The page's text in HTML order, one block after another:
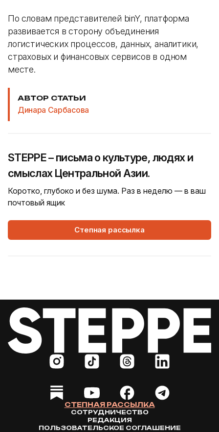
По словам представителей binY, платформа
развивается в сторону объединения
логистических процессов, данных, аналитики,
страховых и финансовых сервисов в одном
месте.
АВТОР СТАТЬИ
Динара Сарбасова
STEPPE – письма о культуре, людях и
смыслах Центральной Азии.
Коротко, глубоко и без шума. Раз в неделю — в ваш
почтовый ящик
Степная рассылка
WORLD 4 Августа, 2026
Как современная юрта стала частью
крупнейшего арт-парка Европы
современной, не потеряв своей сути? Именно с
этого вопроса началась работа над проектом
Corten Yurt — Anti Yurt архитектурного бюро